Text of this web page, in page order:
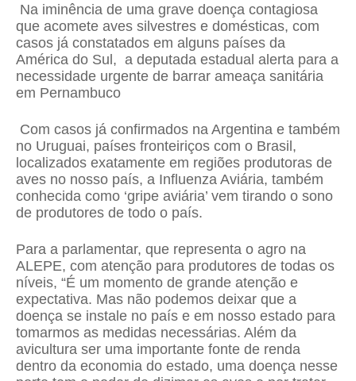
Na iminência de uma grave doença contagiosa
que acomete aves silvestres e domésticas, com
casos já constatados em alguns países da
América do Sul, a deputada estadual alerta para a
necessidade urgente de barrar ameaça sanitária
em Pernambuco
Com casos já confirmados na Argentina e também
no Uruguai, países fronteiriços com o Brasil,
localizados exatamente em regiões produtoras de
aves no nosso país, a Influenza Aviária, também
conhecida como ‘gripe aviária’ vem tirando o sono
de produtores de todo o país.
Para a parlamentar, que representa o agro na
ALEPE, com atenção para produtores de todas os
níveis, “É um momento de grande atenção e
expectativa. Mas não podemos deixar que a
doença se instale no país e em nosso estado para
tomarmos as medidas necessárias. Além da
avicultura ser uma importante fonte de renda
dentro da economia do estado, uma doença nesse